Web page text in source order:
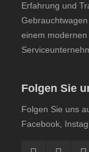
Erfahrung und
einem
Folgen Sie
Folgen Sie uns
Facebook,